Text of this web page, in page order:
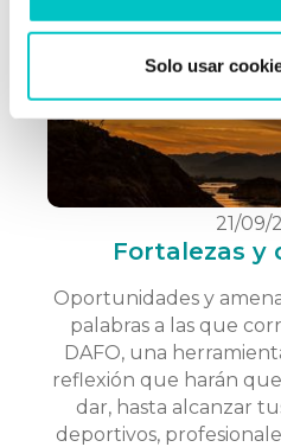
Solo usar
21/09/
Fortalezas y
Oportunidades y
palabras a las que
DAFO, una
reflexión que harán
dar, hasta alcanzar
deportivos,